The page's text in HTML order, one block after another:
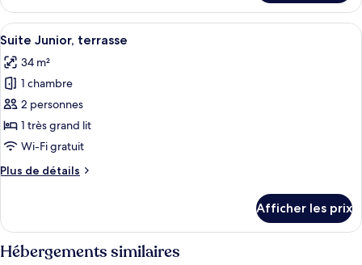
Chambre
familiale
Afficher
toutes
les
photos
pour
ce
type
chambre :
terrasse
Une chambre moderne avec un
6
Suite Junior, terrasse
34 m²
1 chambre
2 personnes
1 très grand lit
Wi-Fi gratuit
Plus de détails
Plus
Suite
Junior,
terrasse
Afficher les prix
Hébergements similaires